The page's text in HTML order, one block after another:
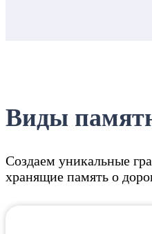
Виды
Создаем уникальные
хранящие память о